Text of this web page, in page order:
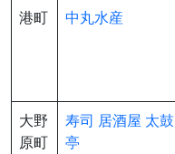
港町
中丸水産
大野
原町
寿司 居酒屋 太鼓
亭